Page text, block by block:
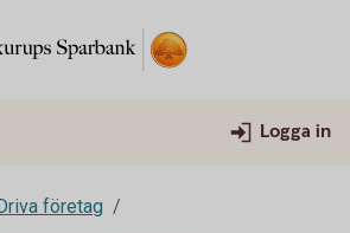
Logga in
företag